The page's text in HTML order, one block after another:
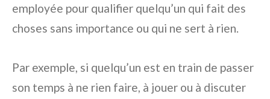
employée pour qualifier quelqu’un qui fait des
choses sans importance ou qui ne sert à rien.
Par exemple, si quelqu’un est en train de passer
son temps à ne rien faire, à jouer ou à discuter